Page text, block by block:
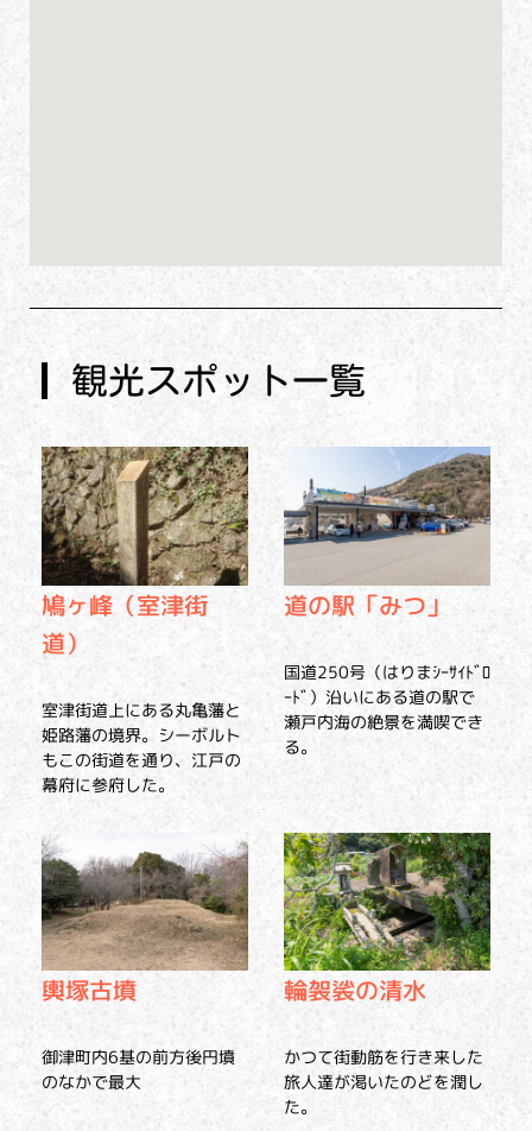
観光スポット一覧
鳩ヶ峰（室津街
道）
室津街道上にある丸亀藩と
姫路藩の境界。シーボルト
もこの街道を通り、江戸の
幕府に参府した。
道の駅「みつ」
国道250号（はりまｼｰｻｲﾄﾞﾛ
ｰﾄﾞ）沿いにある道の駅で
瀬戸内海の絶景を満喫でき
る。
輿塚古墳
御津町内6基の前方後円墳
のなかで最大
輪袈裟の清水
かつて街動筋を行き来した
旅人達が渇いたのどを潤し
た。